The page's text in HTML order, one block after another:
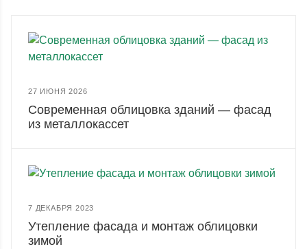
27 ИЮНЯ 2026
Современная облицовка зданий — фасад
из металлокассет
7 ДЕКАБРЯ 2023
Утепление фасада и монтаж облицовки
зимой